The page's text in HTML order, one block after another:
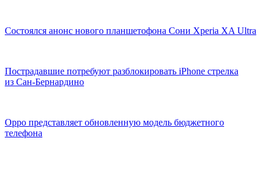
Состоялся анонс нового планшетофона Сони Xperia XA Ultra
Пострадавшие потребуют разблокировать iPhone стрелка
из Сан-Бернардино
Oppo представляет обновленную модель бюджетного
телефона